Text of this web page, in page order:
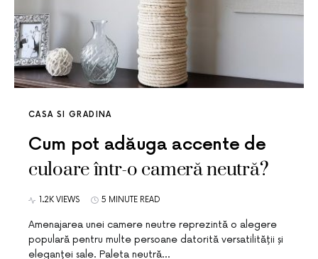
CASA SI GRADINA
Cum pot adăuga accente de
culoare într-o cameră neutră?
1.2K VIEWS 5 MINUTE READ
Amenajarea unei camere neutre reprezintă o alegere
populară pentru multe persoane datorită versatilității și
eleganței sale. Paleta neutră…